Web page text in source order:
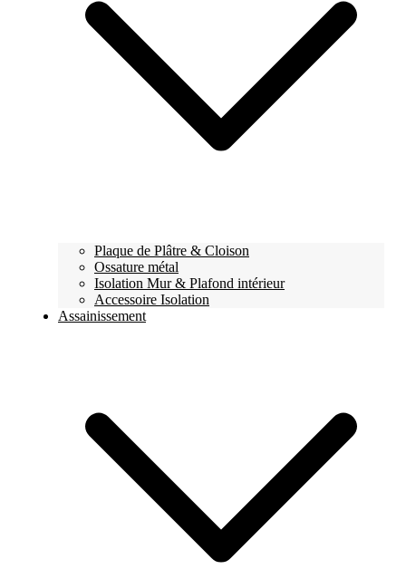
Plaque de Plâtre & Cloison
Ossature métal
Isolation Mur & Plafond intérieur
Accessoire Isolation
Assainissement